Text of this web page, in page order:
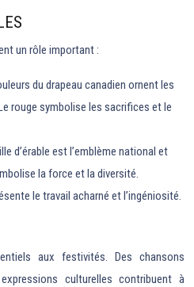
un rôle important :
du drapeau canadien ornent les
rouge symbolise les sacrifices et le
d’érable est l’emblème national et
la force et la diversité.
le travail acharné et l’ingéniosité.
aux festivités. Des chansons
culturelles contribuent à